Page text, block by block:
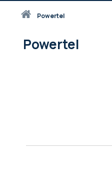
Thuispowertel
Powertel